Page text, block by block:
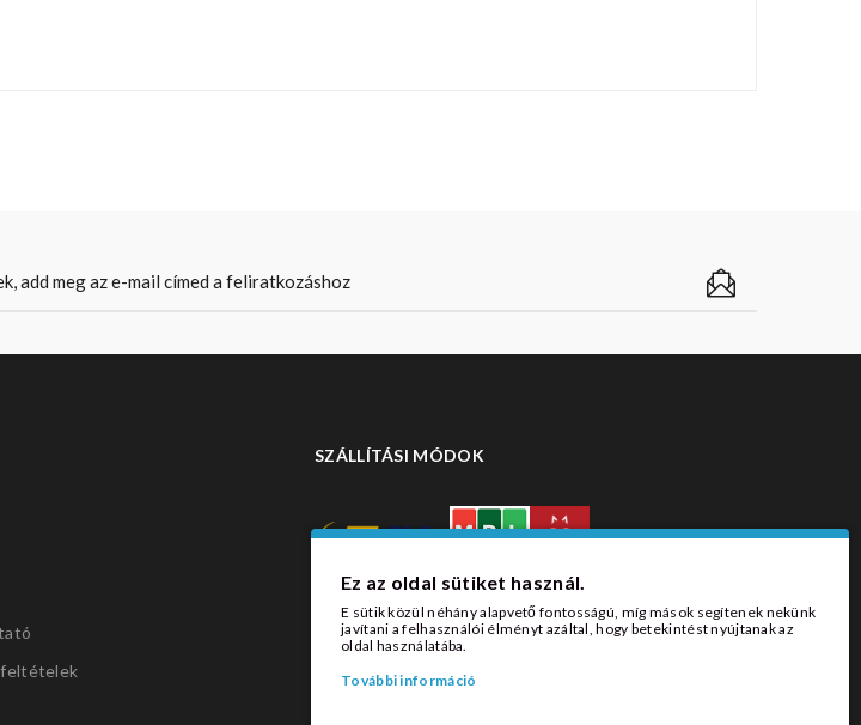
feltételek
SZÁLLÍTÁSI MÓDOK
Ez az oldal sütiket használ.
E sütik közül néhány alapvető fontosságú, míg mások segítenek nekünk
javítani a felhasználói élményt azáltal, hogy betekintést nyújtanak az
oldal használatába.
További információ